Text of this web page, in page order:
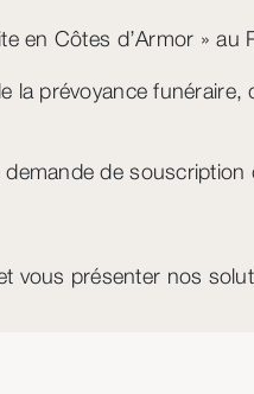
en Côtes d’Armor »
la prévoyance
de
vous présenter nos